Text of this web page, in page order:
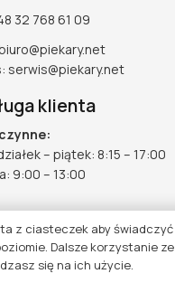
32 768 61 09
serwis@piekary.net
klienta
– piątek: 8:15 – 17:00
9:00 – 13:00
– piątek: 9:00 – 17:00
9:00 – 13:00
z ciasteczek aby świadczyć
Dalsze korzystanie
się na ich użycie.